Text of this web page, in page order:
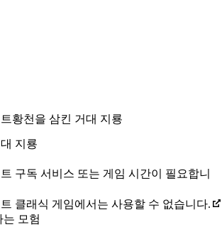
황천을 삼킨 거대 지룡
지룡
구독 서비스 또는 게임 시간이 필요합니
클래식 게임에서는 사용할 수 없습니다.
는 모험